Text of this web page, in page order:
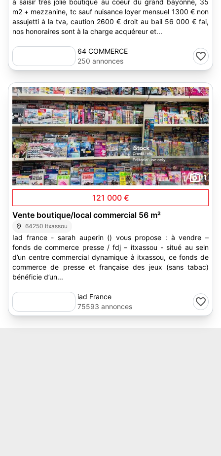
à saisir trés jolie boutique au coeur du grand bayonne, 35
m2 + mezzanine, tc sauf nuisance loyer mensuel 1300 € non
assujetti à la tva, caution 2600 € droit au bail 56 000 € fai,
nos honoraires sont à la charge acquéreur et...
64 COMMERCE
250 annonces
1
121 000 €
Vente boutique/local commercial 56 m²
64250 Itxassou
Iad france - sarah auperin () vous propose : à vendre –
fonds de commerce presse / fdj – itxassou - situé au sein
d’un centre commercial dynamique à itxassou, ce fonds de
commerce de presse et française des jeux (sans tabac)
bénéficie d’un...
iad France
75593 annonces